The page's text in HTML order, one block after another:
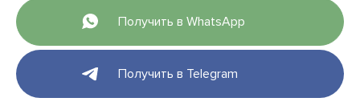
Получить в WhatsApp
Получить в Telegram